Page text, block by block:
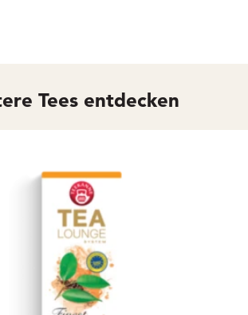
Tees entdecken